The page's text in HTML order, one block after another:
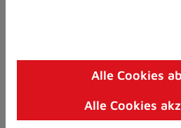
8)
der Stadt
Alle Cookies
Alle Cookies